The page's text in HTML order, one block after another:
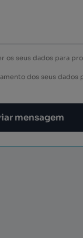
os seus dados para
dos seus dados
mensagem